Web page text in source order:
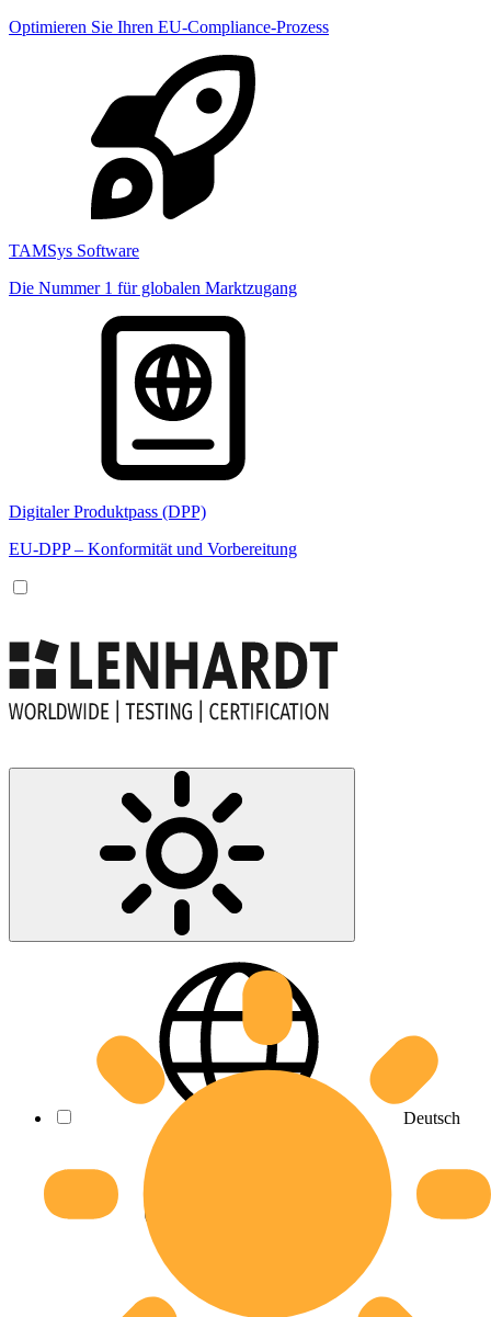
Optimieren Sie Ihren EU-Compliance-Prozess
TAMSys Software
Die Nummer 1 für globalen Marktzugang
Digitaler Produktpass (DPP)
EU-DPP – Konformität und Vorbereitung
Deutsch